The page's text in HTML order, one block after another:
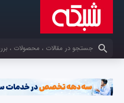
کلمات کلیدی خود را وارد کنید